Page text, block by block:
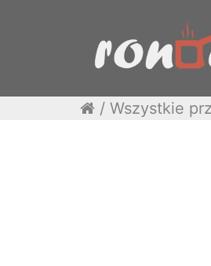
/ Wszystkie